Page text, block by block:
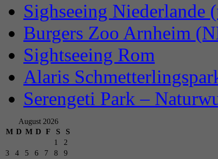
Sighseeing Niederlande
Burgers Zoo Arnheim
Sightseeing Rom
Alaris
Serengeti Park –
August 2026
M D M D F S
S
1
2
3
4 5 6 7 8
9